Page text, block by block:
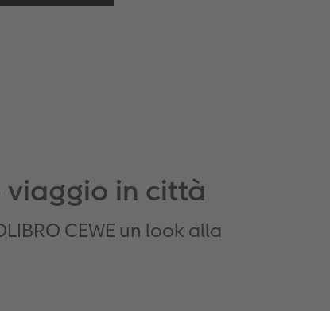
in città
CEWE un look alla